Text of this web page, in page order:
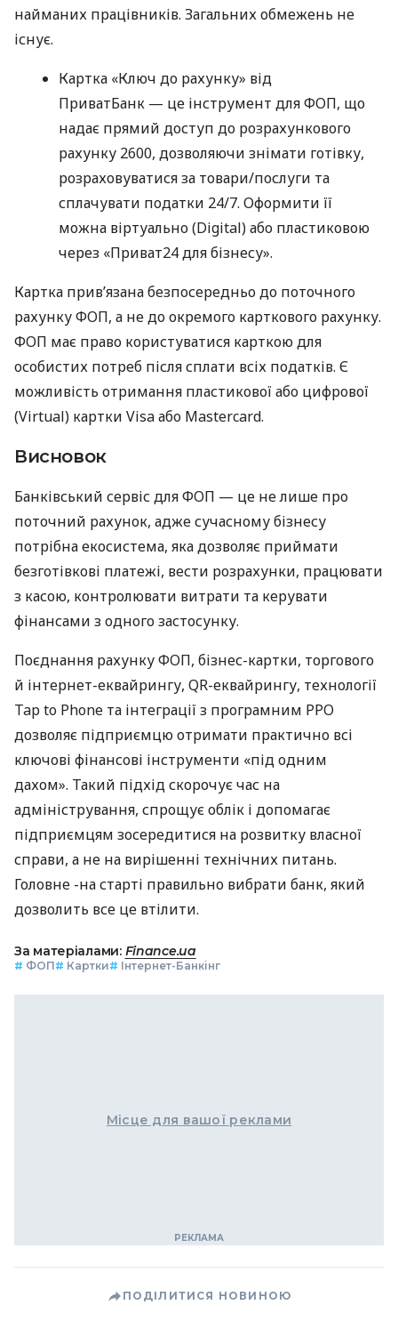
найманих працівників. Загальних обмежень не
існує.
Картка «Ключ до рахунку» від
ПриватБанк — це інструмент для ФОП, що
надає прямий доступ до розрахункового
рахунку 2600, дозволяючи знімати готівку,
розраховуватися за товари/послуги та
сплачувати податки 24/7. Оформити її
можна віртуально (Digital) або пластиковою
через «Приват24 для бізнесу».
Картка прив’язана безпосередньо до поточного
рахунку ФОП, а не до окремого карткового рахунку.
ФОП має право користуватися карткою для
особистих потреб після сплати всіх податків. Є
можливість отримання пластикової або цифрової
(Virtual) картки Visa або Mastercard.
Висновок
Банківський сервіс для ФОП — це не лише про
поточний рахунок, адже сучасному бізнесу
потрібна екосистема, яка дозволяє приймати
безготівкові платежі, вести розрахунки, працювати
з касою, контролювати витрати та керувати
фінансами з одного застосунку.
Поєднання рахунку ФОП, бізнес-картки, торгового
й інтернет-еквайрингу, QR-еквайрингу, технології
Tap to Phone та інтеграції з програмним РРО
дозволяє підприємцю отримати практично всі
ключові фінансові інструменти «під одним
дахом». Такий підхід скорочує час на
адміністрування, спрощує облік і допомагає
підприємцям зосередитися на розвитку власної
справи, а не на вирішенні технічних питань.
Головне -на старті правильно вибрати банк, який
дозволить все це втілити.
За матеріалами: Finance.ua
# ФОП# Картки# Інтернет-Банкінг
Місце для вашої реклами
ПОДІЛИТИСЯ НОВИНОЮ